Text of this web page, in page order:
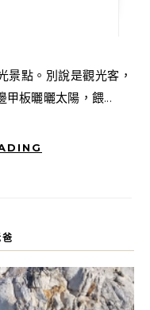
甲板曬曬太陽，餵...